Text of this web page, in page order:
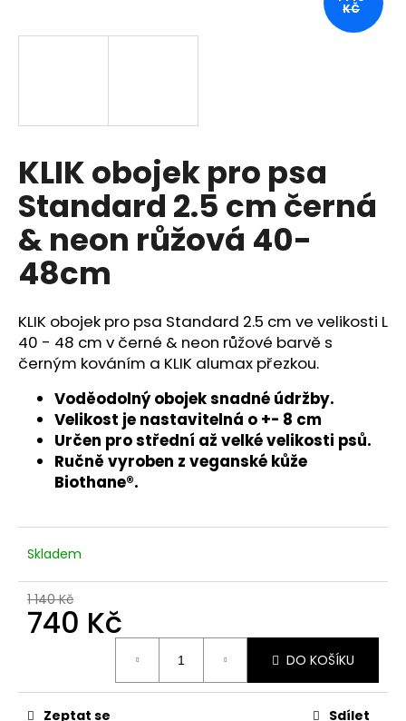
KLIK obojek pro psa
Standard 2.5 cm černá
& neon růžová 40-
48cm
KLIK obojek pro psa Standard 2.5 cm ve velikosti L
40 - 48 cm v černé & neon růžové barvě s
černým kováním a KLIK alumax přezkou.
Voděodolný obojek snadné údržby.
Velikost je nastavitelná o +- 8 cm
Určen pro střední až velké velikosti psů.
Ručně vyroben z veganské kůže
Biothane®.
Skladem
1 140 Kč
740 Kč
DO KOŠÍKU
Zeptat se Sdílet
KČ
j
?
HLEDAT
D
p
o
r